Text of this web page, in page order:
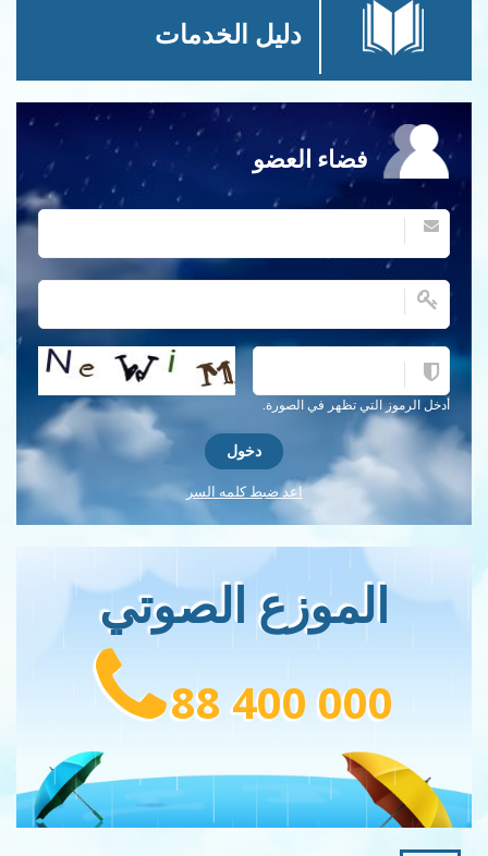
دليل الخدمات
فضاء العضو
أدخل الرموز التي تظهر في الصورة.
احصل على كلمة التحقق جديدة!
اعد ضبط كلمه السر
الموزع الصوتي
88 400 000